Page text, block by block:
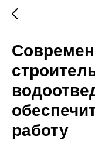
работу